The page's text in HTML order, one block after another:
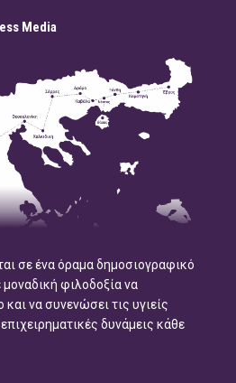
Media
σε ένα όραμα δημοσιογραφικό
μοναδική φιλοδοξία να
να συνενώσει τις υγιείς
δυνάμεις κάθε